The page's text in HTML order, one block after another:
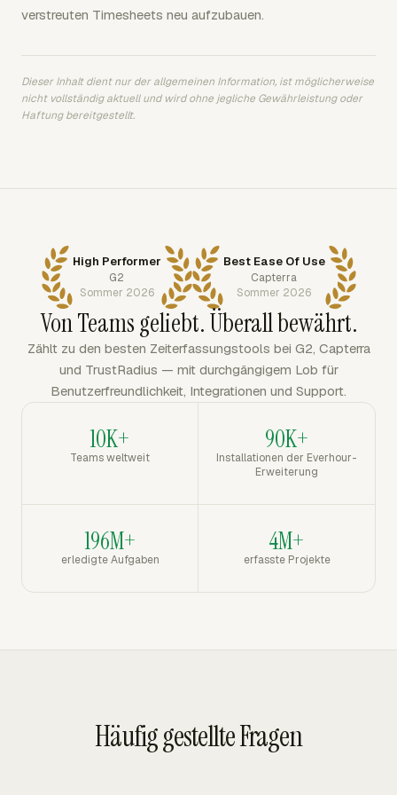
verstreuten Timesheets neu aufzubauen.
Dieser Inhalt dient nur der allgemeinen Information, ist möglicherweise
nicht vollständig aktuell und wird ohne jegliche Gewährleistung oder
Haftung bereitgestellt.
High Performer
G2
Sommer 2026
Best Ease Of Use
Capterra
Sommer 2026
Von Teams geliebt. Überall bewährt.
Zählt zu den besten Zeiterfassungstools bei G2, Capterra
und TrustRadius — mit durchgängigem Lob für
Benutzerfreundlichkeit, Integrationen und Support.
10K+
Teams weltweit
90K+
Installationen der Everhour-
Erweiterung
196M+
erledigte Aufgaben
4M+
erfasste Projekte
Häufig gestellte Fragen